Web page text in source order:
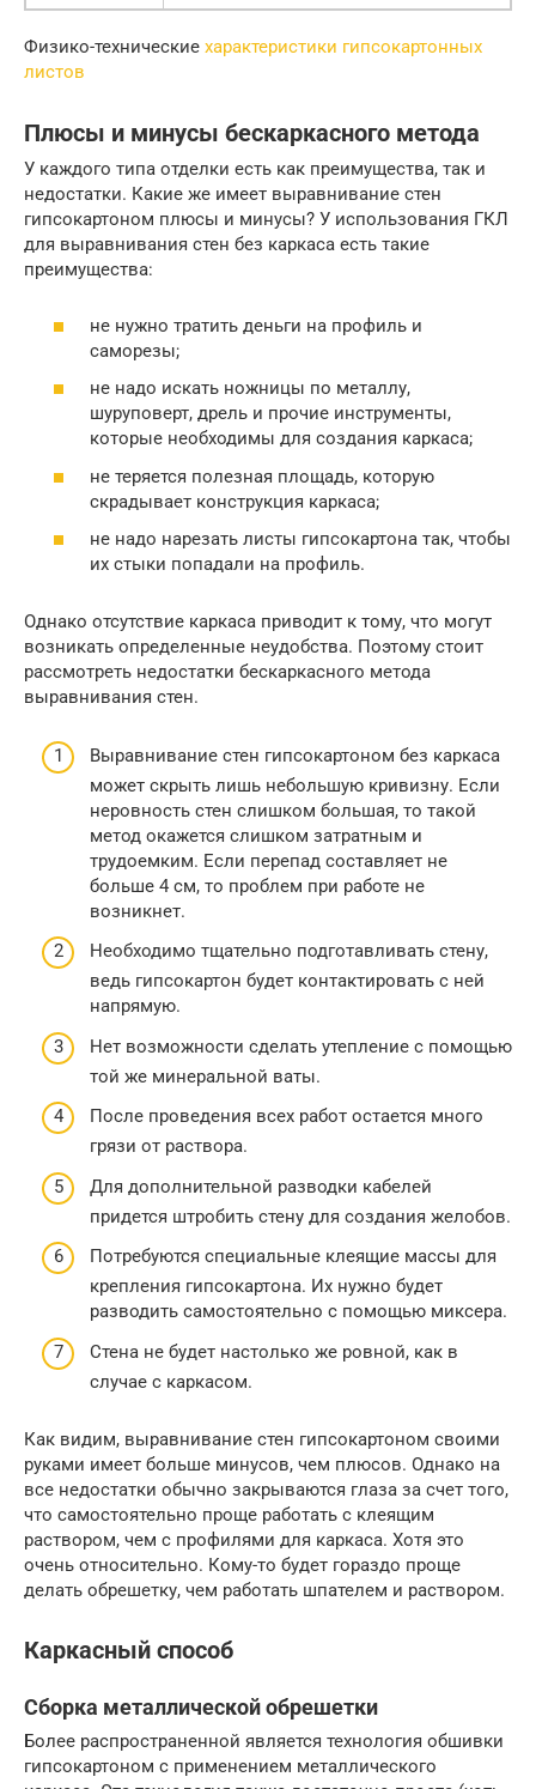
Физико-технические характеристики гипсокартонных
листов
Плюсы и минусы бескаркасного метода
У каждого типа отделки есть как преимущества, так и
недостатки. Какие же имеет выравнивание стен
гипсокартоном плюсы и минусы? У использования ГКЛ
для выравнивания стен без каркаса есть такие
преимущества:
не нужно тратить деньги на профиль и
саморезы;
не надо искать ножницы по металлу,
шуруповерт, дрель и прочие инструменты,
которые необходимы для создания каркаса;
не теряется полезная площадь, которую
скрадывает конструкция каркаса;
не надо нарезать листы гипсокартона так, чтобы
их стыки попадали на профиль.
Однако отсутствие каркаса приводит к тому, что могут
возникать определенные неудобства. Поэтому стоит
рассмотреть недостатки бескаркасного метода
выравнивания стен.
Выравнивание стен гипсокартоном без каркаса
может скрыть лишь небольшую кривизну. Если
неровность стен слишком большая, то такой
метод окажется слишком затратным и
трудоемким. Если перепад составляет не
больше 4 см, то проблем при работе не
возникнет.
Необходимо тщательно подготавливать стену,
ведь гипсокартон будет контактировать с ней
напрямую.
Нет возможности сделать утепление с помощью
той же минеральной ваты.
После проведения всех работ остается много
грязи от раствора.
Для дополнительной разводки кабелей
придется штробить стену для создания желобов.
Потребуются специальные клеящие массы для
крепления гипсокартона. Их нужно будет
разводить самостоятельно с помощью миксера.
Стена не будет настолько же ровной, как в
случае с каркасом.
Как видим, выравнивание стен гипсокартоном своими
руками имеет больше минусов, чем плюсов. Однако на
все недостатки обычно закрываются глаза за счет того,
что самостоятельно проще работать с клеящим
раствором, чем с профилями для каркаса. Хотя это
очень относительно. Кому-то будет гораздо проще
делать обрешетку, чем работать шпателем и раствором.
Каркасный способ
Сборка металлической обрешетки
Более распространенной является технология обшивки
гипсокартоном с применением металлического